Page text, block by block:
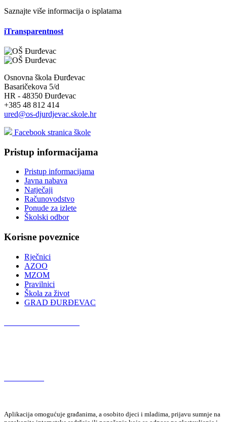
Saznajte više informacija o isplatama
iTransparentnost
Osnovna škola Đurđevac
Basaričekova 5/d
HR - 48350 Đurđevac
+385 48 812 414
ured@os-djurdjevac.skole.hr
Facebook stranica škole
Pristup informacijama
Pristup informacijama
Javna nabava
Natječaji
Računovodstvo
Ponude za izlete
Školski odbor
Korisne poveznice
Rječnici
AZOO
MZOM
Pravilnici
Škola za život
GRAD ĐURĐEVAC
Aplikacija omogućuje građanima, a osobito djeci i mladima, prijavu sumnje na